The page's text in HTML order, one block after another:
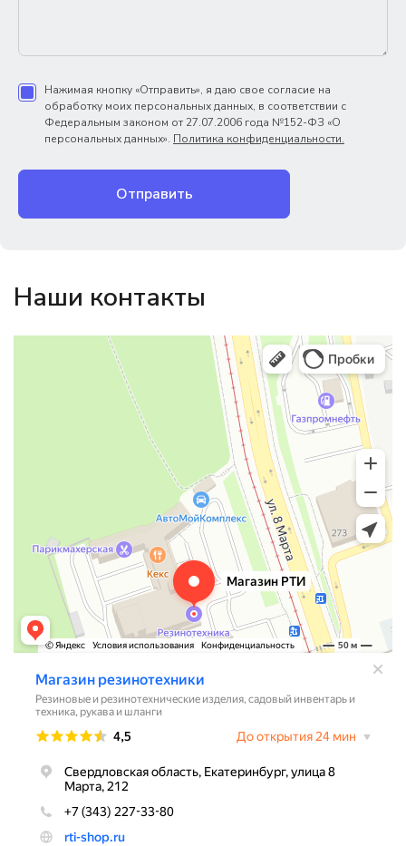
Нажимая кнопку «Отправить», я даю свое согласие на
обработку моих персональных данных, в соответствии с
Федеральным законом от 27.07.2006 года №152-ФЗ «О
персональных данных». Политика конфиденциальности.
Отправить
Наши контакты
Магазин резинотехники
Резиновые и резинотехнические изделия в Екатеринбурге
Садовый инвентарь и техника в Екатеринбурге